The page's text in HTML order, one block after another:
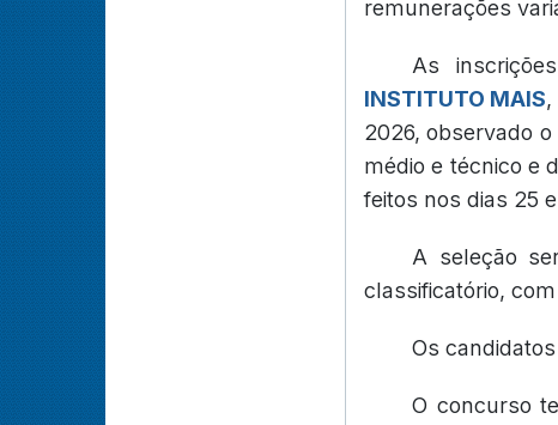
remunerações
As
INSTITUTO MAIS,
2026, observado
médio e técnico e
feitos nos dias 25
A seleção
classificatório,
Os
O concurso